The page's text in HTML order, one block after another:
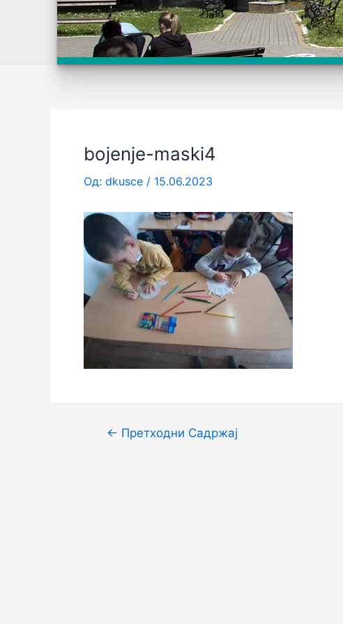
bojenje-maski4
Од: dkusce / 15.06.2023
Кретање
← Претходни Садржај